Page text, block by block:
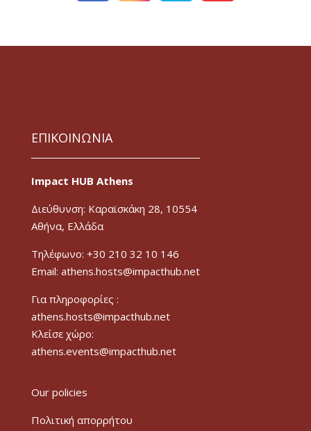
ΕΠΙΚΟΙΝΩΝΙΑ
Impact HUB Athens
Διεύθυνση: Καραϊσκάκη 28, 10554
Αθήνα, Ελλάδα
Τηλέφωνο: +30 210 32 10 146
Email: athens.hosts@impacthub.net
Για πληροφορίες :
athens.hosts@impacthub.net
Κλείσε χώρο:
athens.events@impacthub.net
Our policies
Πολιτική απορρήτου